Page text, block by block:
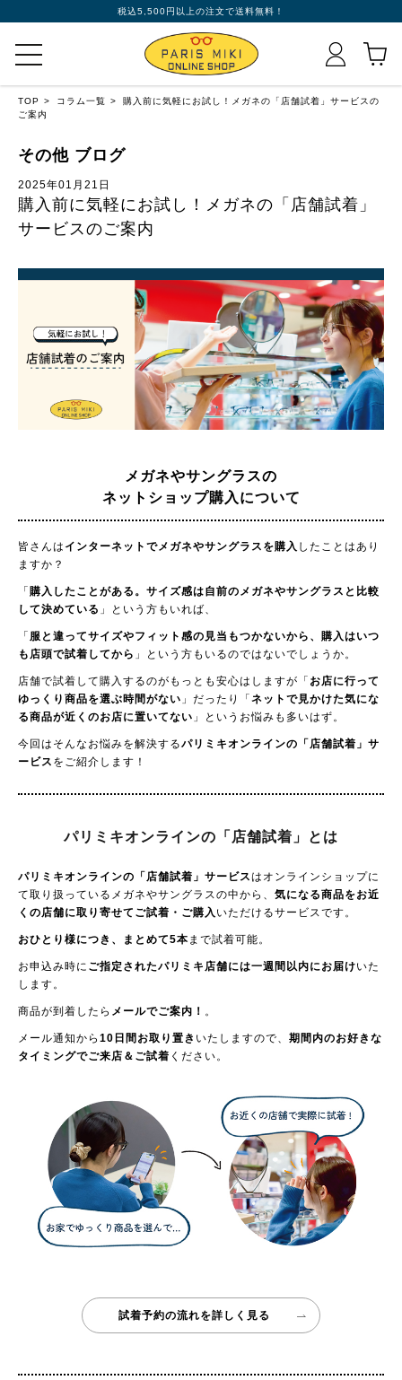
税込5,500円以上の注文で送料無料！
TOP コラム一覧
購入前に気軽にお試し！メガネの「店舗試着」サービスの
ご案内
その他 ブログ
2025年01月21日
購入前に気軽にお試し！メガネの「店舗試着」
サービスのご案内
メガネやサングラスの
ネットショップ購入について
皆さんは インターネットでメガネやサングラスを購入 したことはあり
ますか？
「 購入したことがある。サイズ感は自前のメガネやサングラスと比較
して決めている 」という方もいれば、
「 服と違ってサイズやフィット感の見当もつかないから、購入はいつ
も店頭で試着してから 」という方もいるのではないでしょうか。
店舗で試着して購入するのがもっとも安心はしますが「 お店に行って
ゆっくり商品を選ぶ時間がない 」だったり「 ネットで見かけた気にな
る商品が近くのお店に置いてない 」というお悩みも多いはず。
今回はそんなお悩みを解決するパリミキオンラインの「店舗試着」サ
ービス をご紹介します！
パリミキオンラインの「店舗試着」とは
パリミキオンラインの「店舗試着」サービスはオンラインショップに
て取り扱っているメガネやサングラスの中から、 気になる商品をお近
くの店舗に取り寄せてご試着・ご購入 いただけるサービスです。
おひとり様につき、まとめて5本 まで試着可能。
お申込み時に ご指定されたパリミキ店舗には一週間以内にお届けいた
します。
商品が到着したら メールでご案内！ 。
メール通知から 10日間お取り置き いたしますので、 期間内のお好きな
タイミングでご来店＆ご試着 ください。
試着予約の流れを詳しく見る